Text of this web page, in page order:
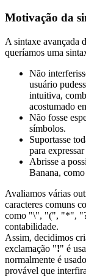
Motivação da
A sintaxe avançada
queríamos uma
Não
usuário
intuitiva,
acostumado
Não fosse
símbolos.
Suportasse
para
Abrisse a
Banana,
Avaliamos várias
caracteres comuns
como "\", "(", "*",
contabilidade.
Assim, decidimos
exclamação "!" é
normalmente é
provável que